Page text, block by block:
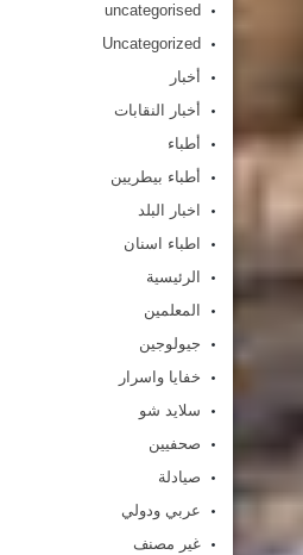
uncategorised
Uncategorized
أخبار
أخبار النقابات
أطباء
أطباء بيطريين
اخبار البلد
اطباء اسنان
الرئيسية
المعلمين
جيولوجين
خفايا واسرار
سلايد شو
صحفيين
صيادلة
عربي ودولي
غير مصنف